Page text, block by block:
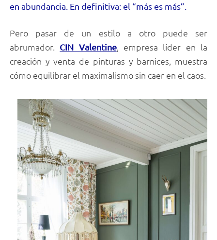
en abundancia. En definitiva: el “más es más”.
Pero pasar de un estilo a otro puede ser
abrumador. CIN Valentine, empresa líder en la
creación y venta de pinturas y barnices, muestra
cómo equilibrar el maximalismo sin caer en el caos.